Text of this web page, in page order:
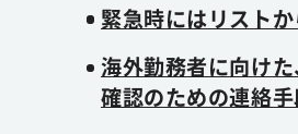
緊急時にはリスト
海外勤務者に向け
確認のための連絡